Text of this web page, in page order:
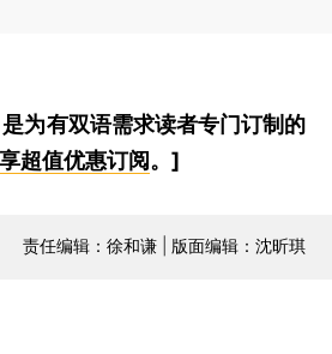
为有双语需求读者专门订制的
超值优惠订阅。]
责任编辑：徐和谦 | 版面编辑：沈昕琪